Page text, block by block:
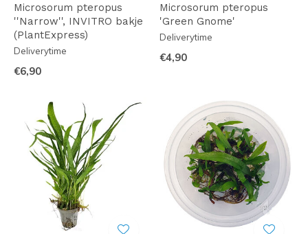
Microsorum pteropus
''Narrow'', INVITRO bakje
(PlantExpress)
Deliverytime
€6,90
Microsorum pteropus
'Green Gnome'
Deliverytime
€4,90